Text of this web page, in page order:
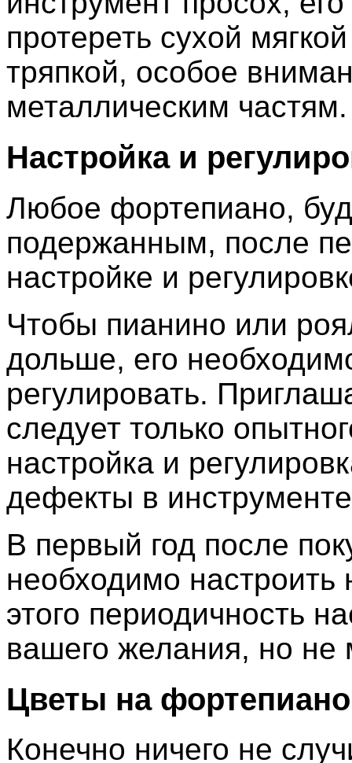
протереть сухой
тряпкой, особое
металлическим частям.
Настройка и
Любое фортепиано,
подержанным, после
настройке и
Чтобы пианино или
дольше, его
регулировать.
следует только
настройка и
дефекты в
В первый год после
необходимо
этого периодичность
вашего желания, но не
Цветы на фортепиано
Конечно ничего не